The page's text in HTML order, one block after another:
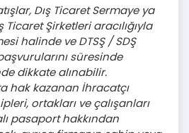
Dış Ticaret Sermaye ya
Ticaret Şirketleri aracılığıyla
halinde ve DTSŞ / SDŞ
süresinde
dikkate alınabilir.
hak kazanan İhracatçı
ortakları ve çalışanları
pasaport hakkından